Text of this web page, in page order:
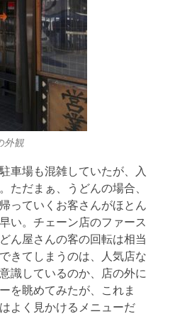
外観
車場も混雑していたが、入
ただまぁ、うどんの場合、
っていくお客さんがほとん
い。チェーン店のファース
ん屋さんの客の回転は相当
きてしまうのは、人気店な
識しているのか、店の外に
を眺めてみたが、これま
よく見かけるメニューだ